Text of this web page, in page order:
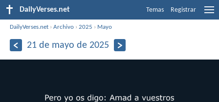
DailyVerses.net Temas Registrar
DailyVerses.net ›Archivo ›2025 › Mayo
21 de mayo de 2025